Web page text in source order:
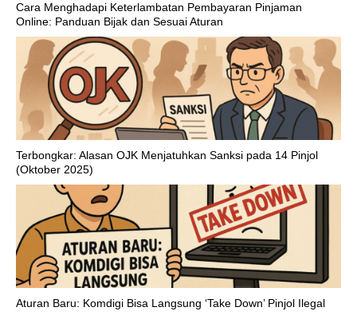
Cara Menghadapi Keterlambatan Pembayaran Pinjaman
Online: Panduan Bijak dan Sesuai Aturan
Terbongkar: Alasan OJK Menjatuhkan Sanksi pada 14 Pinjol
(Oktober 2025)
Aturan Baru: Komdigi Bisa Langsung ‘Take Down’ Pinjol Ilegal